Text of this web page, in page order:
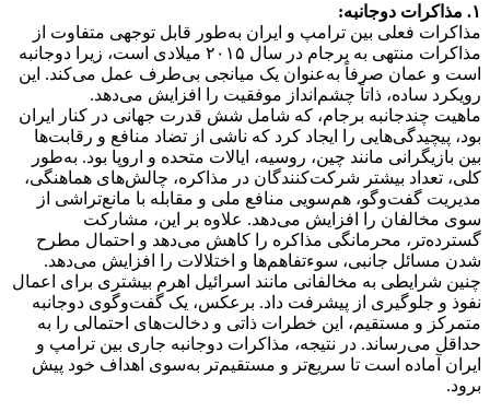
۱. مذاکرات دوجانبه:
مذاکرات فعلی بین ترامپ و ایران به‌طور قابل توجهی متفاوت از
مذاکرات منتهی به برجام در سال ۲۰۱۵ میلادی است، زیرا دوجانبه
است و عمان صرفاً به‌عنوان یک میانجی بی‌طرف عمل می‌کند. این
رویکرد ساده، ذاتاً چشم‌انداز موفقیت را افزایش می‌دهد.
ماهیت چندجانبه برجام، که شامل شش قدرت جهانی در کنار ایران
بود، پیچیدگی‌هایی را ایجاد کرد که ناشی از تضاد منافع و رقابت‌ها
بین بازیگرانی مانند چین، روسیه، ایالات متحده و اروپا بود. به‌طور
کلی، تعداد بیشتر شرکت‌کنندگان در مذاکره، چالش‌های هماهنگی،
مدیریت گفت‌وگو، هم‌سویی منافع ملی و مقابله با مانع‌تراشی از
سوی مخالفان را افزایش می‌دهد. علاوه بر این، مشارکت
گسترده‌تر، محرمانگی مذاکره را کاهش می‌دهد و احتمال مطرح
شدن مسائل جانبی، سوءتفاهم‌ها و اختلالات را افزایش می‌دهد.
چنین شرایطی به مخالفانی مانند اسرائیل اهرم بیشتری برای اعمال
نفوذ و جلوگیری از پیشرفت داد. برعکس، یک گفت‌وگوی دوجانبه
متمرکز و مستقیم، این خطرات ذاتی و دخالت‌های احتمالی را به
حداقل می‌رساند. در نتیجه، مذاکرات دوجانبه جاری بین ترامپ و
ایران آماده است تا سریع‌تر و مستقیم‌تر به‌سوی اهداف خود پیش
برود.